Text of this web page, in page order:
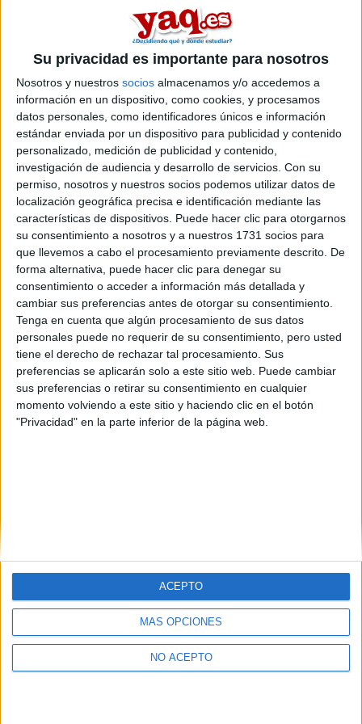
Su privacidad es importante para nosotros
Nosotros y nuestros socios almacenamos y/o accedemos a
información en un dispositivo, como cookies, y procesamos
datos personales, como identificadores únicos e información
estándar enviada por un dispositivo para publicidad y contenido
personalizado, medición de publicidad y contenido,
investigación de audiencia y desarrollo de servicios. Con su
permiso, nosotros y nuestros socios podemos utilizar datos de
localización geográfica precisa e identificación mediante las
características de dispositivos. Puede hacer clic para otorgarnos
su consentimiento a nosotros y a nuestros 1731 socios para
que llevemos a cabo el procesamiento previamente descrito. De
forma alternativa, puede hacer clic para denegar su
consentimiento o acceder a información más detallada y
cambiar sus preferencias antes de otorgar su consentimiento.
Tenga en cuenta que algún procesamiento de sus datos
personales puede no requerir de su consentimiento, pero usted
tiene el derecho de rechazar tal procesamiento. Sus
preferencias se aplicarán solo a este sitio web. Puede cambiar
sus preferencias o retirar su consentimiento en cualquier
momento volviendo a este sitio y haciendo clic en el botón
"Privacidad" en la parte inferior de la página web.
MÁS OPCIONES
NO ACEPTO
ACEPTO
Hola,queria hacer la prueba para el año que viene,y queria
saber si alguien la ha hehco en la uem,porque posiblemente la
realizaria ahi.Darme vuestra opinion consejos etc..Y si habeis
cursado o estais cursando la carrera en esta misma,como
es,etc...Haria enfermeria.gracias y saludos.
Etiquetas: La universidad - un mundo
Quiénes somos|Contactar|Anúnciate
Politica de privacidad|Condiciones generales
de cookies
Compás Mediterráneo S.L.
Madrid [ESPAÑA] - Tel. +34 91 593 2767